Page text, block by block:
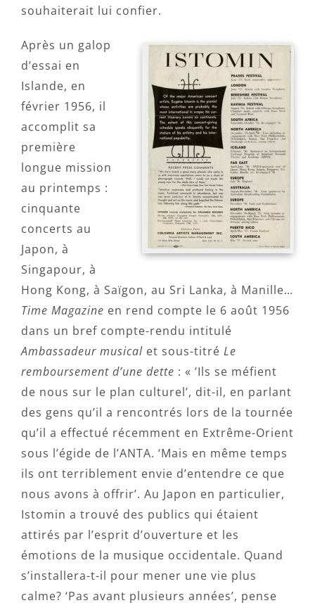
souhaiterait lui confier.
Après un galop
d’essai en
Islande, en
février 1956, il
accomplit sa
première
longue mission
au printemps :
cinquante
concerts au
Japon, à
Singapour, à
Hong Kong, à Saïgon, au Sri Lanka, à Manille…
Time Magazine en rend compte le 6 août 1956
dans un bref compte-rendu intitulé
Ambassadeur musical et sous-titré Le
remboursement d’une dette : « ’Ils se méfient
de nous sur le plan culturel’, dit-il, en parlant
des gens qu’il a rencontrés lors de la tournée
qu’il a effectué récemment en Extrême-Orient
sous l’égide de l’ANTA. ‘Mais en même temps
ils ont terriblement envie d’entendre ce que
nous avons à offrir’. Au Japon en particulier,
Istomin a trouvé des publics qui étaient
attirés par l’esprit d’ouverture et les
émotions de la musique occidentale. Quand
s’installera-t-il pour mener une vie plus
calme? ‘Pas avant plusieurs années’, pense